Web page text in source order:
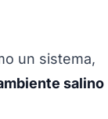
un sistema,
salino